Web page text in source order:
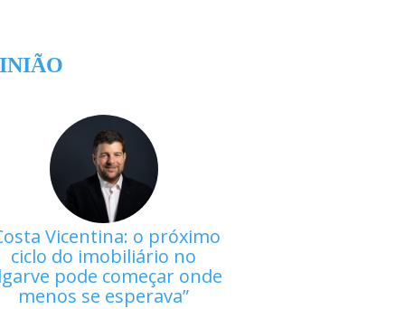
Vicentina: o próximo
ciclo do imobiliário no
pode começar onde
menos se esperava